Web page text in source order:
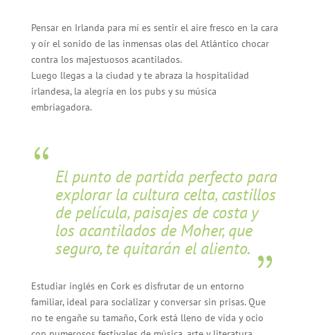
Pensar en Irlanda para mí es sentir el aire fresco en la cara
y oír el sonido de las inmensas olas del Atlántico chocar
contra los majestuosos acantilados.
Luego llegas a la ciudad y te abraza la hospitalidad
irlandesa, la alegría en los pubs y su música
embriagadora.
El punto de partida perfecto para
explorar la cultura celta, castillos
de película, paisajes de costa y
los acantilados de Moher, que
seguro, te quitarán el aliento.
Estudiar inglés en Cork es disfrutar de un entorno
familiar, ideal para socializar y conversar sin prisas. Que
no te engañe su tamaño, Cork está lleno de vida y ocio